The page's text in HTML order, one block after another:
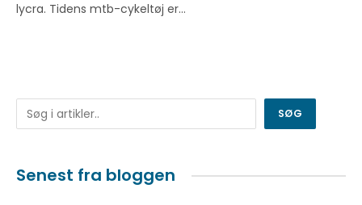
lycra. Tidens mtb-cykeltøj er…
Søg SØG
Senest fra bloggen